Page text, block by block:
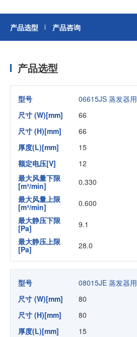
产品选型 产品咨询
产品选型
型号
06615JS 蒸发器用
尺寸 (W)[mm]
66
尺寸 (H)[mm]
66
厚度(L)[mm]
15
额定电压[V]
12
最大风量下限
[m³/min]
0.330
最大风量上限
[m³/min]
0.600
最大静压下限
[Pa]
9.1
最大静压上限
[Pa]
28.0
型号
08015JE 蒸发器用
尺寸 (W)[mm]
80
尺寸 (H)[mm]
80
厚度(L)[mm]
15